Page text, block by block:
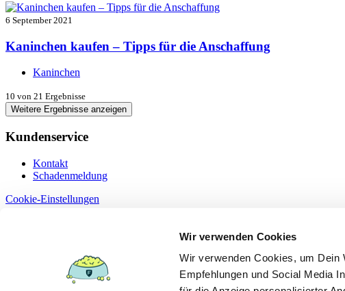
Wir verwenden Cookies
Wir verwenden Cookies, um
Empfehlungen und Social Media
6 September 2021
Kaninchen kaufen – Tipps für die Anschaffung
Kaninchen
10 von 21 Ergebnisse
Weitere Ergebnisse anzeigen
Kundenservice
Kontakt
Schadenmeldung
Cookie-Einstellungen
Datenschutz
Erstinformation §15